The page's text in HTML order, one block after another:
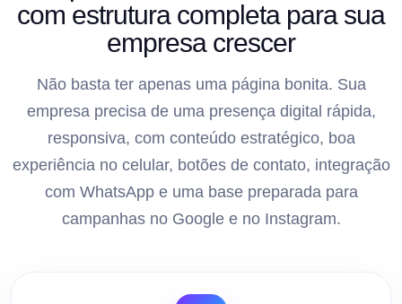
com estrutura completa para sua
empresa crescer
Não basta ter apenas uma página bonita. Sua
empresa precisa de uma presença digital rápida,
responsiva, com conteúdo estratégico, boa
experiência no celular, botões de contato, integração
com WhatsApp e uma base preparada para
campanhas no Google e no Instagram.